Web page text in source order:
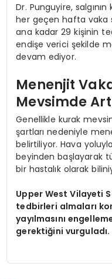
Dr. Punguyire, salgının
her geçen hafta vaka
ana kadar 29 kişinin
endişe verici şekilde
devam ediyor.
Menenjit
Mevsimde
Genellikle kurak
şartları nedeniyle
belirtiliyor. Hava
beyinden başlayarak
bir hastalık olarak
Upper West Vilayeti
tedbirleri almaları
yayılmasını
gerektiğini vurguladı.